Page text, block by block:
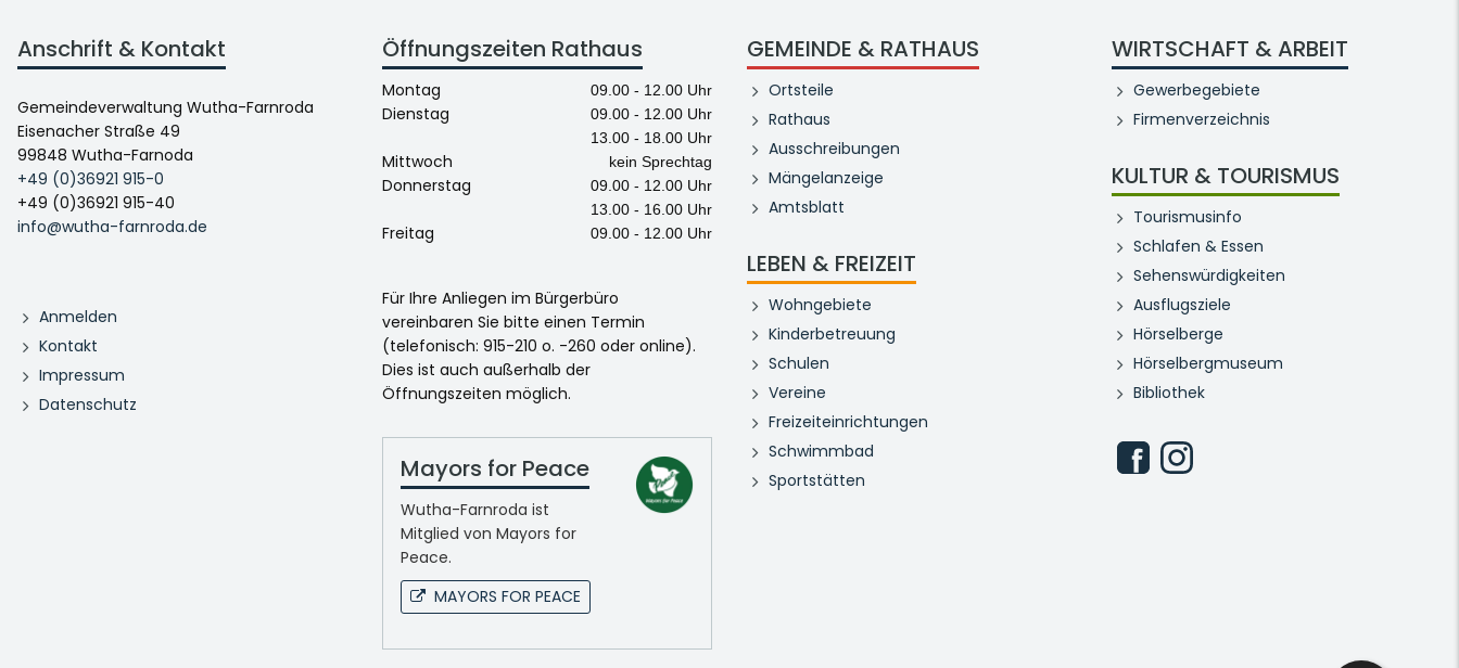
Anschrift & Kontakt
Gemeindeverwaltung Wutha-Farnroda
Eisenacher Straße 49
99848 Wutha-Farnoda
+49 (0)36921 915-0
+49 (0)36921 915-40
info@wutha-farnroda.de
Anmelden
Kontakt
Impressum
Datenschutz
Öffnungszeiten Rathaus
Montag 09.00 - 12.00 Uhr
Dienstag
09.00 - 12.00 Uhr
13.00 - 18.00 Uhr
Mittwoch kein Sprechtag
Donnerstag
09.00 - 12.00 Uhr
13.00 - 16.00 Uhr
Freitag 09.00 - 12.00 Uhr
Für Ihre Anliegen im Bürgerbüro
vereinbaren Sie bitte einen Termin
(telefonisch: 915-210 o. -260 oder online).
Dies ist auch außerhalb der
Öffnungszeiten möglich.
Mayors for Peace
Wutha-Farnroda ist
Mitglied von Mayors for
Peace.
MAYORS FOR PEACE
GEMEINDE & RATHAUS
Ortsteile
Rathaus
Ausschreibungen
Mängelanzeige
Amtsblatt
LEBEN & FREIZEIT
Wohngebiete
Kinderbetreuung
Schulen
Vereine
Freizeiteinrichtungen
Schwimmbad
Sportstätten
WIRTSCHAFT & ARBEIT
Gewerbegebiete
Firmenverzeichnis
KULTUR & TOURISMUS
Tourismusinfo
Schlafen & Essen
Sehenswürdigkeiten
Ausflugsziele
Hörselberge
Hörselbergmuseum
Bibliothek